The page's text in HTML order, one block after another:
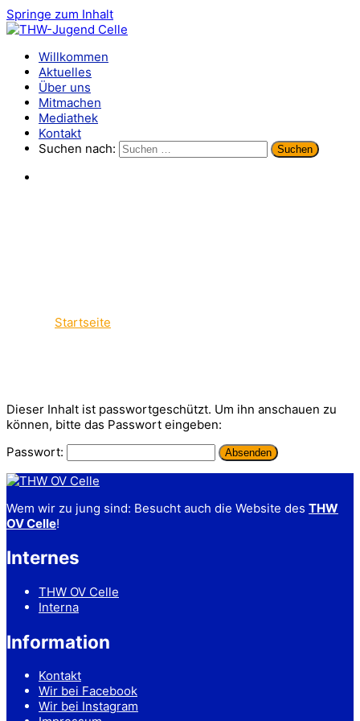
Springe zum Inhalt
THW-Jugend Celle
spielend helfen lernen
Willkommen
Aktuelles
Über uns
Mitmachen
Mediathek
Kontakt
Suchen nach:
Startseite
Dieser Inhalt ist passwortgeschützt. Um ihn anschauen zu
können, bitte das Passwort eingeben:
Passwort:
Wem wir zu jung sind: Besucht auch die Website des THW
OV Celle!
Internes
THW OV Celle
Interna
Information
Kontakt
Wir bei Facebook
Wir bei Instagram